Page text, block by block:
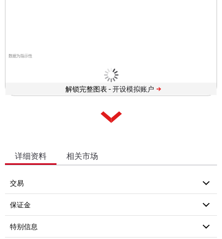
数据为指示性
解锁完整图表 -
详细资料 相关市场